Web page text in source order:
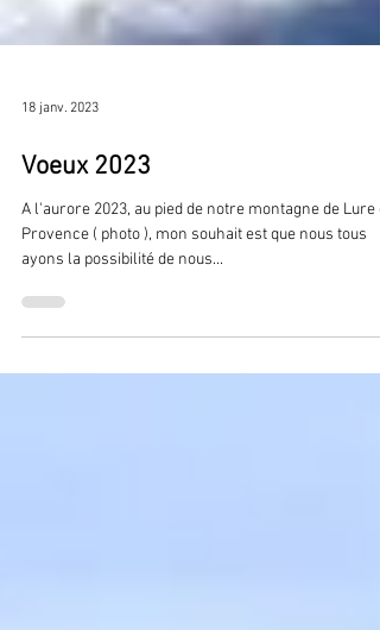
Voeux 2023
Provence ( photo ), mon souhait est que nous tous
ayons la possibilité de nous...